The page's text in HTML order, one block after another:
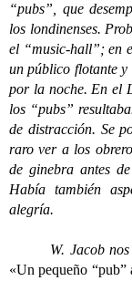
“pubs”, que
los londinenses.
el “music-hall”; en
un público flotante y
por la noche. En el
los “pubs”
de distracción. Se
raro ver a los
de ginebra antes
Había también
alegría.
W. Jacob nos
«Un pequeño